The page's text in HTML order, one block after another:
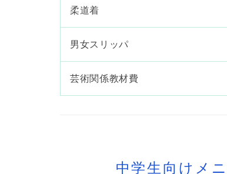
柔道着
男女スリッパ
芸術関係教材費
中学生向けメ